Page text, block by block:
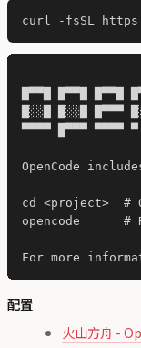
█▀▀█ █▀▀█ █▀▀█
█░░█ █░░█ █▀▀▀
▀▀▀▀ █▀▀▀ ▀▀▀▀
OpenCode
cd <project>  #
opencode      #
配置
火山方舟 -